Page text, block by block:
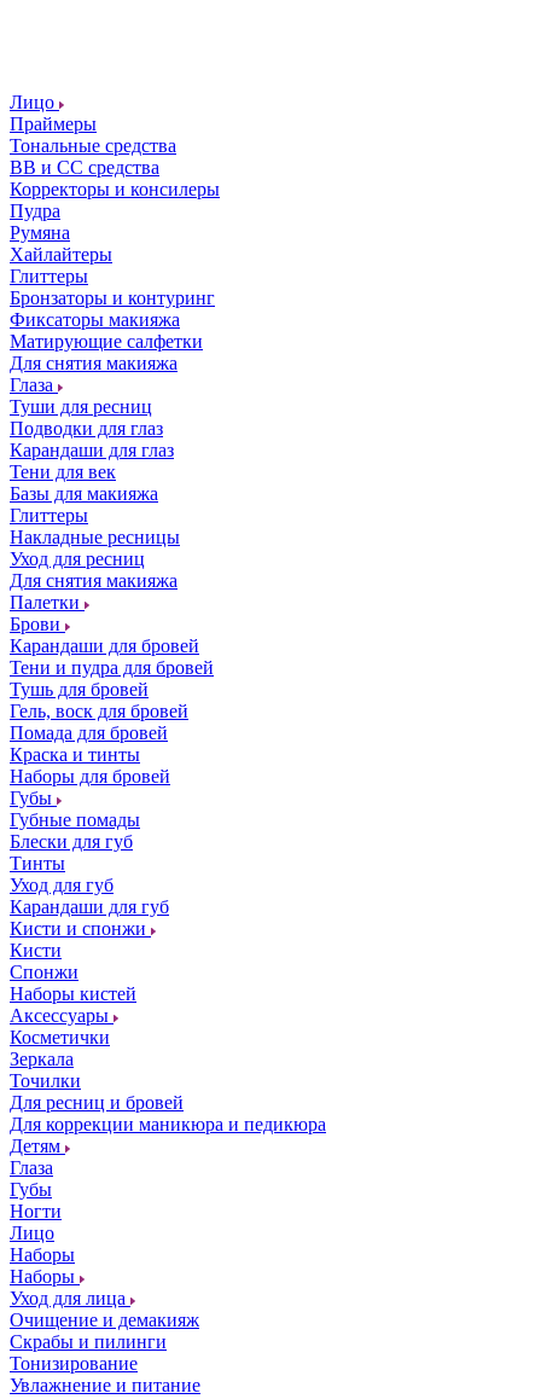
Лицо
Праймеры
Тональные средства
ВВ и СС средства
Корректоры и консилеры
Пудра
Румяна
Хайлайтеры
Глиттеры
Бронзаторы и контуринг
Фиксаторы макияжа
Матирующие салфетки
Для снятия макияжа
Глаза
Туши для ресниц
Подводки для глаз
Карандаши для глаз
Тени для век
Базы для макияжа
Глиттеры
Накладные ресницы
Уход для ресниц
Для снятия макияжа
Палетки
Брови
Карандаши для бровей
Тени и пудра для бровей
Тушь для бровей
Гель, воск для бровей
Помада для бровей
Краска и тинты
Наборы для бровей
Губы
Губные помады
Блески для губ
Тинты
Уход для губ
Карандаши для губ
Кисти и спонжи
Кисти
Спонжи
Наборы кистей
Аксессуары
Косметички
Зеркала
Точилки
Для ресниц и бровей
Для коррекции маникюра и педикюра
Детям
Глаза
Губы
Ногти
Лицо
Наборы
Наборы
Уход для лица
Очищение и демакияж
Скрабы и пилинги
Тонизирование
Увлажнение и питание